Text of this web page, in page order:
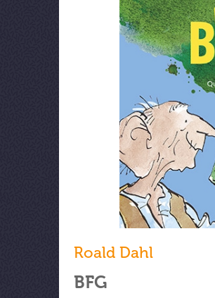
Roald Dahl
BFG